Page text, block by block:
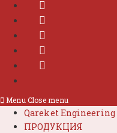
Menu Close menu
Qareket Engineering
ПРОДУКЦИЯ